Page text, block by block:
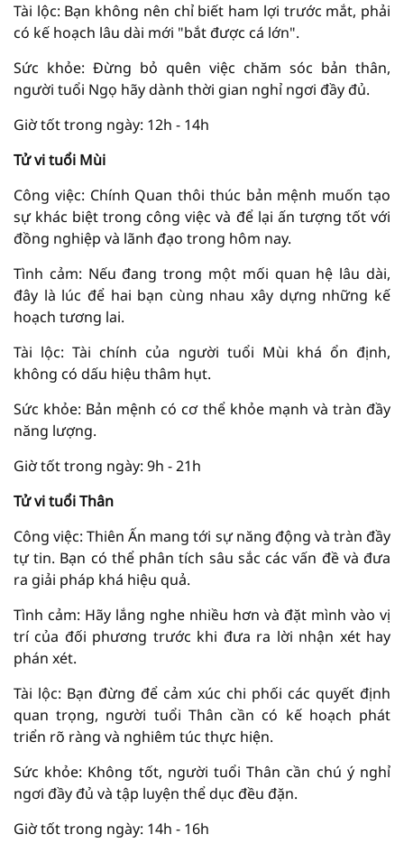
Tài lộc: Bạn không nên chỉ biết ham lợi trước mắt, phải
có kế hoạch lâu dài mới "bắt được cá lớn".
Sức khỏe: Đừng bỏ quên việc chăm sóc bản thân,
người tuổi Ngọ hãy dành thời gian nghỉ ngơi đầy đủ.
Giờ tốt trong ngày: 12h - 14h
Tử vi tuổi Mùi
Công việc: Chính Quan thôi thúc bản mệnh muốn tạo
sự khác biệt trong công việc và để lại ấn tượng tốt với
đồng nghiệp và lãnh đạo trong hôm nay.
Tình cảm: Nếu đang trong một mối quan hệ lâu dài,
đây là lúc để hai bạn cùng nhau xây dựng những kế
hoạch tương lai.
Tài lộc: Tài chính của người tuổi Mùi khá ổn định,
không có dấu hiệu thâm hụt.
Sức khỏe: Bản mệnh có cơ thể khỏe mạnh và tràn đầy
năng lượng.
Giờ tốt trong ngày: 9h - 21h
Tử vi tuổi Thân
Công việc: Thiên Ấn mang tới sự năng động và tràn đầy
tự tin. Bạn có thể phân tích sâu sắc các vấn đề và đưa
ra giải pháp khá hiệu quả.
Tình cảm: Hãy lắng nghe nhiều hơn và đặt mình vào vị
trí của đối phương trước khi đưa ra lời nhận xét hay
phán xét.
Tài lộc: Bạn đừng để cảm xúc chi phối các quyết định
quan trọng, người tuổi Thân cần có kế hoạch phát
triển rõ ràng và nghiêm túc thực hiện.
Sức khỏe: Không tốt, người tuổi Thân cần chú ý nghỉ
ngơi đầy đủ và tập luyện thể dục đều đặn.
Giờ tốt trong ngày: 14h - 16h